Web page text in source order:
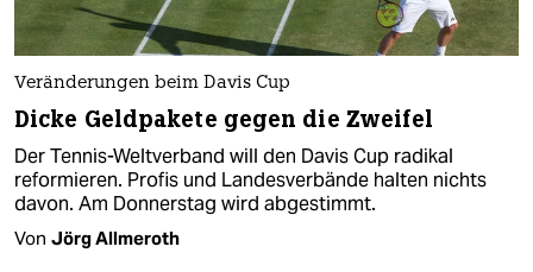
Veränderungen beim Davis Cup
Dicke Geldpakete gegen die Zweifel
Der Tennis-Weltverband will den Davis Cup radikal
reformieren. Profis und Landesverbände halten nichts
davon. Am Donnerstag wird abgestimmt.
Von Jörg Allmeroth